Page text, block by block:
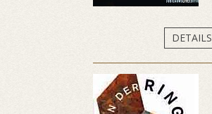
DETAILS